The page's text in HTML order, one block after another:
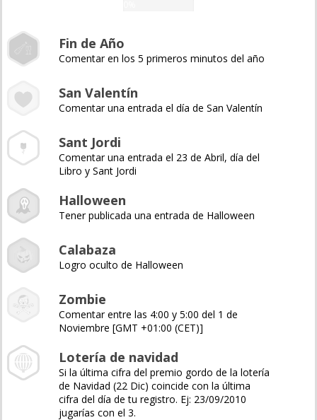
Fin de Año
Comentar en los 5 primeros minutos del año
San Valentín
Comentar una entrada el día de San Valentín
Sant Jordi
Comentar una entrada el 23 de Abril, día del
Libro y Sant Jordi
Halloween
Tener publicada una entrada de Halloween
Calabaza
Logro oculto de Halloween
Zombie
Comentar entre las 4:00 y 5:00 del 1 de
Noviembre [GMT +01:00 (CET)]
Lotería de navidad
Si la última cifra del premio gordo de la lotería
de Navidad (22 Dic) coincide con la última
cifra del día de tu registro. Ej: 23/09/2010
jugarías con el 3.